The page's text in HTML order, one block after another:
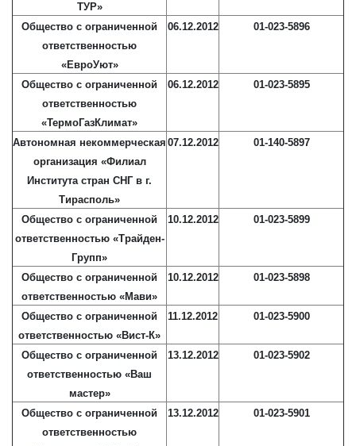
ТУР»
Общество с ограниченной
ответственностью
«ЕвроУют»
06.12.2012 01-023-5896
Общество с ограниченной
ответственностью
«ТермоГазКлимат»
06.12.2012 01-023-5895
Автономная некоммерческая
организация «Филиал
Института стран СНГ в г.
Тирасполь»
07.12.2012 01-140-5897
Общество с ограниченной
ответственностью «Трайден-
Групп»
10.12.2012 01-023-5899
Общество с ограниченной
ответственностью «Мави»
10.12.2012 01-023-5898
Общество с ограниченной
ответственностью «Вист-К»
11.12.2012 01-023-5900
Общество с ограниченной
ответственностью «Ваш
мастер»
13.12.2012 01-023-5902
Общество с ограниченной
ответственностью
13.12.2012 01-023-5901